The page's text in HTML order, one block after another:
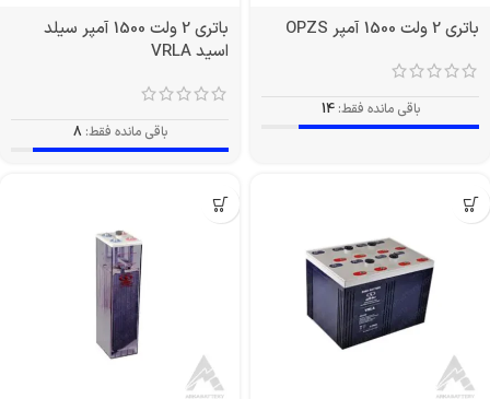
باتری 2 ولت 1500 آمپر OPZS
باقی مانده فقط: 14
باتری 2 ولت 1500 آمپر سیلد
اسید VRLA
باقی مانده فقط: 8